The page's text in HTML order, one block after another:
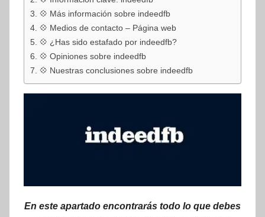
💠 Más información sobre indeedfb
💠 Medios de contacto – Página web
💠 ¿Has sido estafado por indeedfb?
💠 Opiniones sobre indeedfb
💠 Nuestras conclusiones sobre indeedfb
En este apartado encontrarás todo lo que debes